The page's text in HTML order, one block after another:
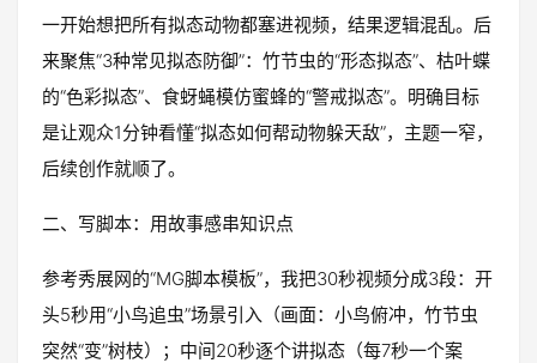
一开始想把所有拟态动物都塞进视频，结果逻辑混乱。后
来聚焦“3种常见拟态防御”：竹节虫的“形态拟态”、枯叶蝶
的“色彩拟态”、食蚜蝇模仿蜜蜂的“警戒拟态”。明确目标
是让观众1分钟看懂“拟态如何帮动物躲天敌”，主题一窄，
后续创作就顺了。
二、写脚本：用故事感串知识点
参考秀展网的“MG脚本模板”，我把30秒视频分成3段：开
头5秒用“小鸟追虫”场景引入（画面：小鸟俯冲，竹节虫
突然“变”树枝）；中间20秒逐个讲拟态（每7秒一个案